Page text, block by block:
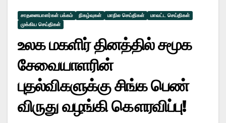
சாதனையாளர்கள் பக்கம் நிகழ்வுகள் மாநில செய்திகள்
மாவட்ட செய்திகள்
முக்கிய செய்திகள்
உலக மகளிர் தினத்தில் சமூக
சேவையாளரின்
புதல்விகளுக்கு சிங்க பெண்
விருது வழங்கி கௌரவிப்பு!